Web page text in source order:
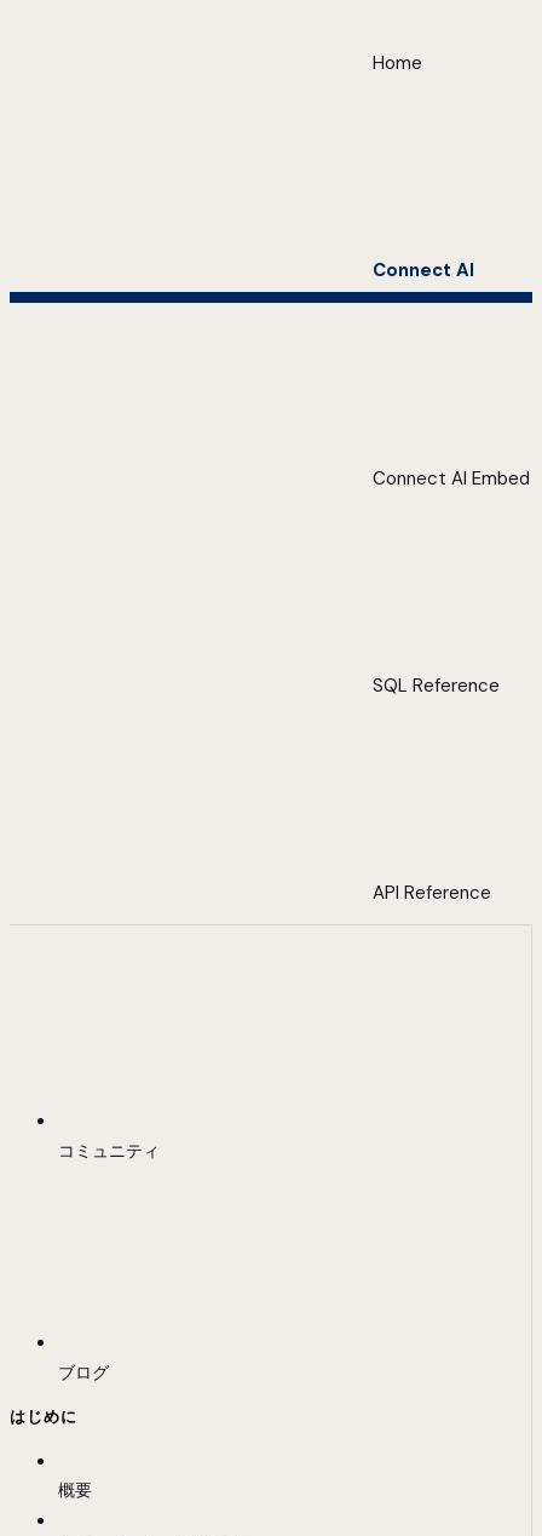
Home
Connect AI
Connect AI Embed
SQL Reference
API Reference
コミュニティ
ブログ
はじめに
概要